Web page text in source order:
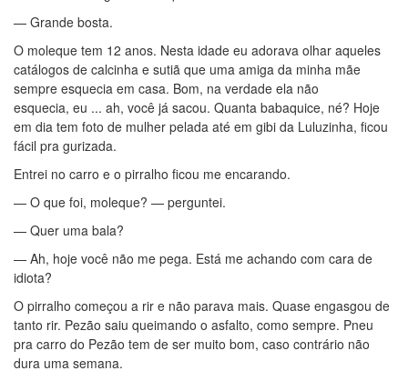
— Grande bosta.
O moleque tem 12 anos. Nesta idade eu adorava olhar aqueles
catálogos de calcinha e sutiã que uma amiga da minha mãe
sempre esquecia em casa. Bom, na verdade ela não
esquecia, eu ... ah, você já sacou. Quanta babaquice, né? Hoje
em dia tem foto de mulher pelada até em gibi da Luluzinha, ficou
fácil pra gurizada.
Entrei no carro e o pirralho ficou me encarando.
— O que foi, moleque? — perguntei.
— Quer uma bala?
— Ah, hoje você não me pega. Está me achando com cara de
idiota?
O pirralho começou a rir e não parava mais. Quase engasgou de
tanto rir. Pezão saiu queimando o asfalto, como sempre. Pneu
pra carro do Pezão tem de ser muito bom, caso contrário não
dura uma semana.